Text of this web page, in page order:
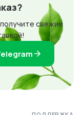
свежие